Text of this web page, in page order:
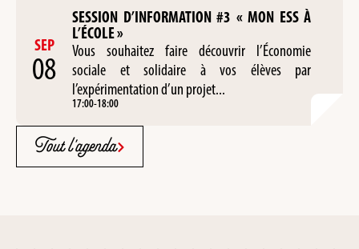
SEP
08
SESSION D’INFORMATION #3 « MON ESS À
L’ÉCOLE »
Vous souhaitez faire découvrir l’Économie
sociale et solidaire à vos élèves par
l’expérimentation d’un projet...
17:00-18:00
Tout l'agenda